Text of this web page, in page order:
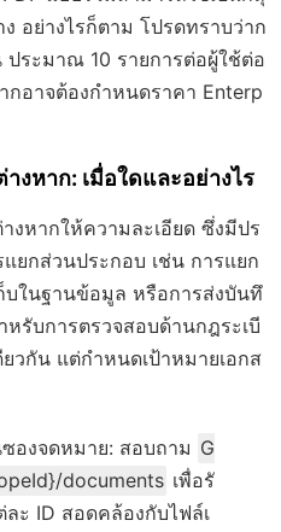
อย่างไรก็ตาม โปรดทราบว่าก
ระมาณ 10 รายการต่อผู้ใช้ต่อ
อาจต้องกำหนดราคา Enterp
งหาก: เมื่อใดและอย่างไร
งหากให้ความละเอียด ซึ่งมีปร
ยกส่วนประกอบ เช่น การแยก
บในฐานข้อมูล หรือการส่งบันทึ
รับการตรวจสอบด้านกฎระเบี
วกัน แต่กำหนดเป้าหมายเอกส
ซองจดหมาย: สอบถาม G
documents เพื่อรั
ละ ID สอดคล้องกับไฟล์เ